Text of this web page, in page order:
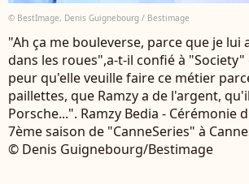
© BestImage, Denis Guignebourg / Bestimage
"Ah ça me bouleverse, parce que je lui
dans les roues",a-t-il confié à "Society"
peur qu'elle veuille faire ce métier
paillettes, que Ramzy a de l'argent,
Porsche...". Ramzy Bedia - Cérémonie
7ème saison de "CanneSeries" à
© Denis Guignebourg/Bestimage